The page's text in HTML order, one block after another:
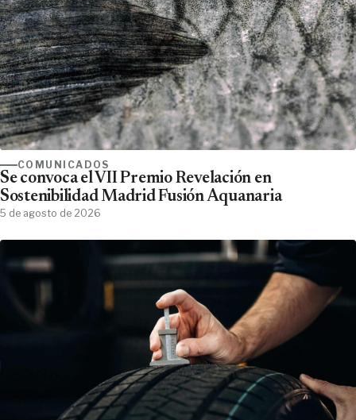
COMUNICADOS
Se convoca el VII Premio Revelación en
Sostenibilidad Madrid Fusión Aquanaria
5 de agosto de 2026